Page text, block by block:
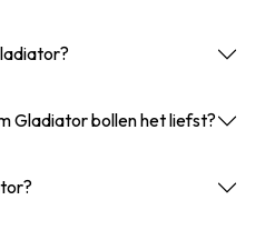
Gladiator bollen het liefst?